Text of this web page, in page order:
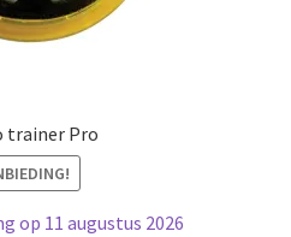
trainer Pro
op 11 augustus 2026